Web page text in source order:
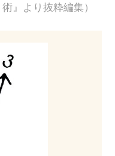
』より抜粋編集）